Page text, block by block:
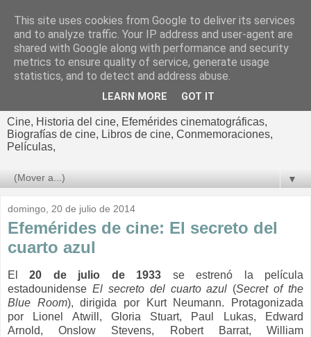
El cultural
cinematográfico de Jorge
Cine, Historia del cine, Efemérides cinematográficas,
Biografías de cine, Libros de cine, Conmemoraciones,
Películas,
▼
domingo, 20 de julio de 2014
Efemérides de cine: El secreto del
cuarto azul
El20 de julio de 1933 se estrenó la película
estadounidense El secreto del cuarto azul (Secret of the
Blue Room), dirigida por Kurt Neumann.
Protagonizada
por
Lionel Atwill, Gloria Stuart, Paul Lukas,
Edward
Arnold,Onslow Stevens, Robert Barrat,William
This site uses cookies from Google to deliver its services
and to analyze traffic. Your IP address and user-agent are
shared with Google along with performance and security
metrics to ensure quality of service, generate usage
statistics, and to detect and address abuse.
LEARN MORE GOT IT